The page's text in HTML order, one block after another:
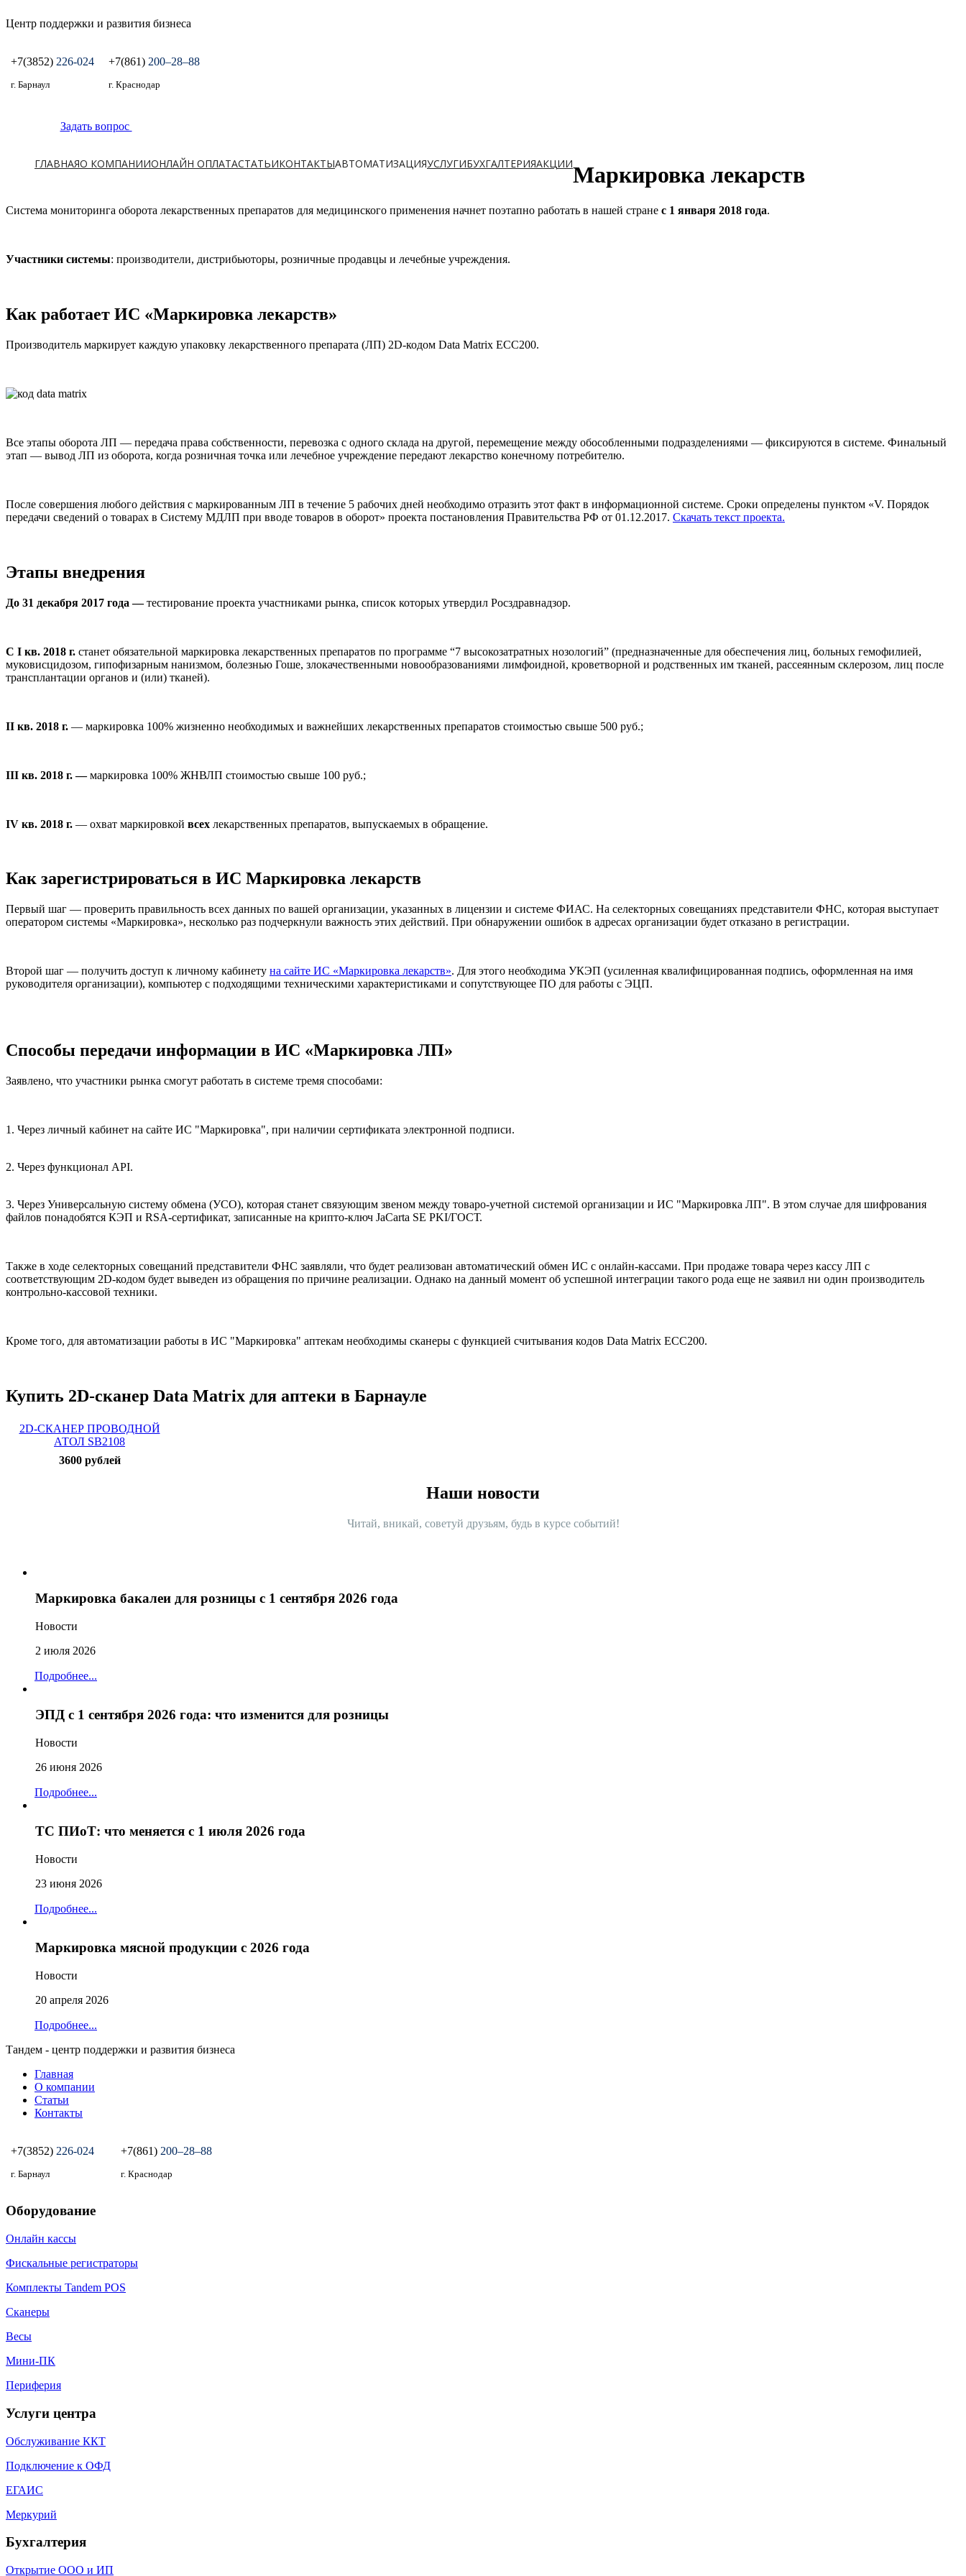
Центр поддержки и развития бизнеса
+7(3852) 226-024
г. Барнаул
+7(861) 200‒28‒88
г. Краснодар
Задать вопрос
ГЛАВНАЯО КОМПАНИИОНЛАЙН ОПЛАТАСТАТЬИКОНТАКТЫАВТОМАТИЗАЦИЯУСЛУГИБУХГАЛТЕРИЯАКЦИИМаркировка лекарств
Система мониторинга оборота лекарственных препаратов для медицинского применения начнет поэтапно работать в нашей стране с 1 января 2018 года.
Участники системы: производители, дистрибьюторы, розничные продавцы и лечебные учреждения.
Как работает ИС «Маркировка лекарств»
Производитель маркирует каждую упаковку лекарственного препарата (ЛП) 2D-кодом Data Matrix ЕСС200.
Все этапы оборота ЛП — передача права собственности, перевозка с одного склада на другой, перемещение между обособленными подразделениями — фиксируются в системе. Финальный
этап — вывод ЛП из оборота, когда розничная точка или лечебное учреждение передают лекарство конечному потребителю.
После совершения любого действия с маркированным ЛП в течение 5 рабочих дней необходимо отразить этот факт в информационной системе. Сроки определены пунктом «V. Порядок
передачи сведений о товарах в Систему МДЛП при вводе товаров в оборот» проекта постановления Правительства РФ от 01.12.2017. Скачать текст проекта.
Этапы внедрения
До 31 декабря 2017 года —тестирование проекта участниками рынка, список которых утвердил Росздравнадзор.
С I кв. 2018 г. станет обязательной маркировка лекарственных препаратов по программе “7 высокозатратных нозологий” (предназначенные для обеспечения лиц, больных гемофилией,
муковисцидозом, гипофизарным нанизмом, болезнью Гоше, злокачественными новообразованиями лимфоидной, кроветворной и родственных им тканей, рассеянным склерозом, лиц после
трансплантации органов и (или) тканей).
II кв. 2018 г. — маркировка 100% жизненно необходимых и важнейших лекарственных препаратов стоимостью свыше 500 руб.;
III кв. 2018 г. —маркировка 100% ЖНВЛП стоимостью свыше 100 руб.;
IV кв. 2018 г. — охват маркировкой всех лекарственных препаратов, выпускаемых в обращение.
Как зарегистрироваться в ИС Маркировка лекарств
Первый шаг — проверить правильность всех данных по вашей организации, указанных в лицензии и системе ФИАС. На селекторных совещаниях представители ФНС, которая выступает
оператором системы «Маркировка», несколько раз подчеркнули важность этих действий. При обнаружении ошибок в адресах организации будет отказано в регистрации.
Второй шаг — получить доступ к личному кабинету на сайте ИС «Маркировка лекарств». Для этого необходима УКЭП (усиленная квалифицированная подпись, оформленная на имя
руководителя организации), компьютер с подходящими техническими характеристиками и сопутствующее ПО для работы с ЭЦП.
Способы передачи информации в ИС «Маркировка ЛП»
Заявлено, что участники рынка смогут работать в системе тремя способами:
1. Через личный кабинет на сайте ИС "Маркировка", при наличии сертификата электронной подписи.
2. Через функционал API.
3. Через Универсальную систему обмена (УСО), которая станет связующим звеном между товаро-учетной системой организации и ИС "Маркировка ЛП". В этом случае для шифрования
файлов понадобятся КЭП и RSA-сертификат, записанные на крипто-ключ JaCarta SE PKI/ГОСТ.
Также в ходе селекторных совещаний представители ФНС заявляли, что будет реализован автоматический обмен ИС с онлайн-кассами. При продаже товара через кассу ЛП с
соответствующим 2D-кодом будет выведен из обращения по причине реализации. Однако на данный момент об успешной интеграции такого рода еще не заявил ни один производитель
контрольно-кассовой техники.
Кроме того, для автоматизации работы в ИС "Маркировка" аптекам необходимы сканеры с функцией считывания кодов Data Matrix ЕСС200.
Купить 2D-сканер Data Matrix для аптеки в Барнауле
2D-СКАНЕР ПРОВОДНОЙ
АТОЛ SB2108
3600 рублей
Наши новости
Читай, вникай, советуй друзьям, будь в курсе событий!
Маркировка бакалеи для розницы с 1 сентября 2026 года
Новости
2 июля 2026
Подробнее...
ЭПД с 1 сентября 2026 года: что изменится для розницы
Новости
26 июня 2026
Подробнее...
ТС ПИоТ: что меняется с 1 июля 2026 года
Новости
23 июня 2026
Подробнее...
Маркировка мясной продукции с 2026 года
Новости
20 апреля 2026
Подробнее...
Тандем - центр поддержки и развития бизнеса
Главная
О компании
Статьи
Контакты
+7(3852) 226-024
г. Барнаул
+7(861) 200‒28‒88
г. Краснодар
Оборудование
Онлайн кассы
Фискальные регистраторы
Комплекты Tandem POS
Сканеры
Весы
Мини-ПК
Периферия
Услуги центра
Обслуживание ККТ
Подключение к ОФД
ЕГАИС
Меркурий
Бухгалтерия
Открытие ООО и ИП